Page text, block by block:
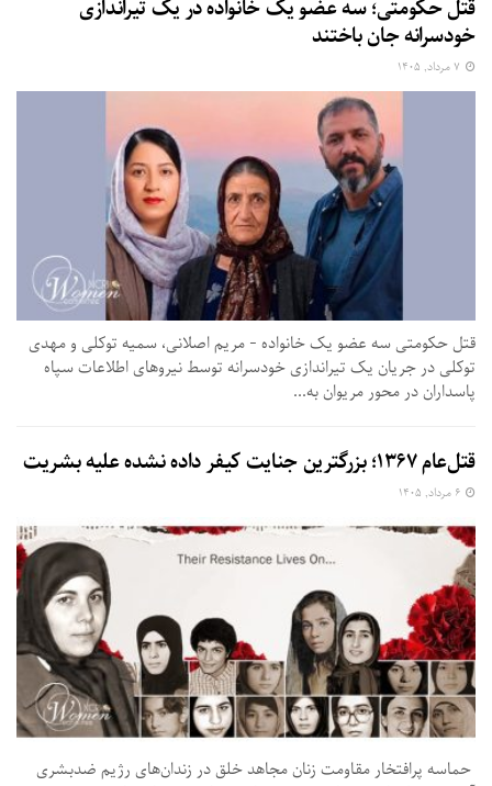
قتل حکومتی؛ سه عضو یک خانواده در یک تیراندازی
خودسرانه جان باختند
قتل حکومتی سه عضو یک خانواده - مریم اصلانی، سمیه توکلی و مهدی
توکلی در جریان یک تیراندازی خودسرانه توسط نیروهای اطلاعات سپاه
پاسداران در محور مریوان به...
قتل‌عام ۱۳۶۷؛ بزرگترین جنایت کیفر داده نشده علیه بشریت
حماسه پرافتخار مقاومت زنان مجاهد خلق در زندان‌های رژیم ضدبشری